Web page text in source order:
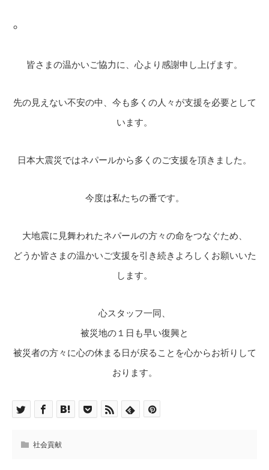
皆さまの温かいご協力に、心より感謝申し上げます。
先の見えない不安の中、今も多くの人々が支援を必要として
います。
日本大震災ではネパールから多くのご支援を頂きました。
今度は私たちの番です。
大地震に見舞われたネパールの方々の命をつなぐため、
どうか皆さまの温かいご支援を引き続きよろしくお願いいた
します。
心スタッフ一同、
被災地の１日も早い復興と
被災者の方々に心の休まる日が戻ることを心からお祈りして
おります。
社会貢献